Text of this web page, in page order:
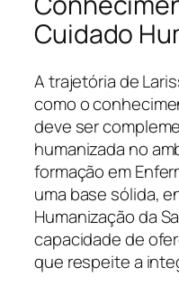
Cuidado
A trajetória de
como o
deve ser
humanizada no
formação em
uma base sólida,
Humanização da
capacidade de
que respeite a